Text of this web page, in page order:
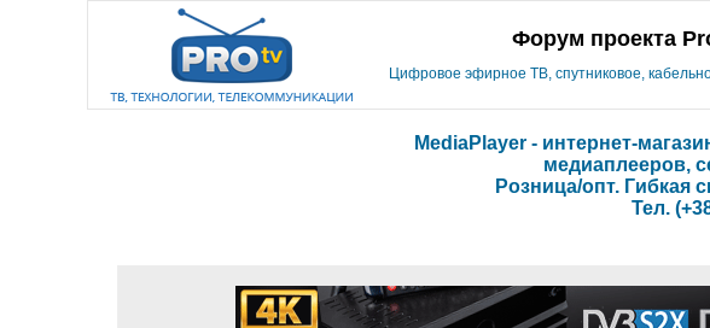
Форум проекта
Цифровое эфирное ТВ, спутниковое,
MediaPlayer - интернет-
медиаплееров,
Розница/опт. Гибкая
Тел.